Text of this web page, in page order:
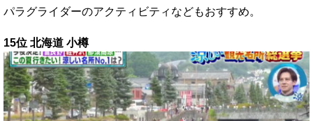
パラグライダーのアクティビティなどもおすすめ。
15位 北海道 小樽